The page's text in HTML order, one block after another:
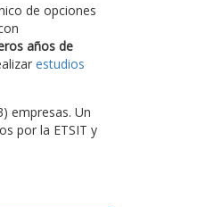
de opciones
años de
estudios
empresas. Un
por la ETSIT y